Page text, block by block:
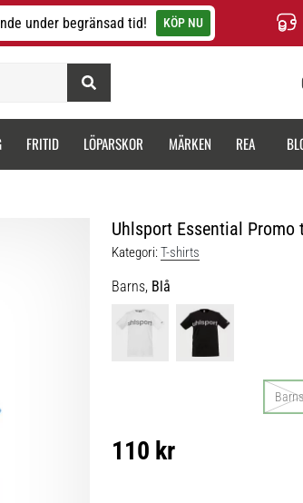
under begränsad tid! KÖP NU
FRITID LÖPARSKOR MÄRKEN REA
Uhlsport Essential Promo
Kategori:T-shirts
Barns, Blå
Barns
110 kr